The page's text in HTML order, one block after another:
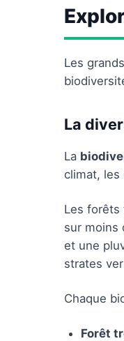
Les
La
La
climat, les
Les forêts
sur moins
et une
strates
Chaque
Forêt